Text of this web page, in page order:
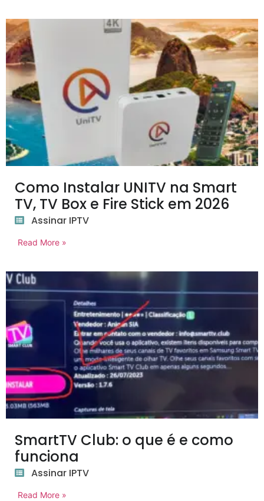
Como Instalar UNITV na Smart
TV, TV Box e Fire Stick em 2026
Assinar IPTV
Read More »
SmartTV Club: o que é e como
funciona
Assinar IPTV
Read More »